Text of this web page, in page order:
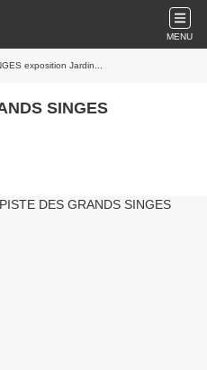
MENU
exposition Jardin...
SINGES